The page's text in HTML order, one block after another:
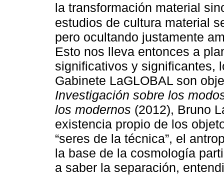
la transformación material
estudios de cultura material
pero ocultando justamente
Esto nos lleva entonces a
significativos y significantes,
Gabinete LaGLOBAL son
Investigación sobre los
los modernos (2012), Bruno
existencia propio de los
“seres de la técnica”, el
la base de la cosmología
a saber la separación,